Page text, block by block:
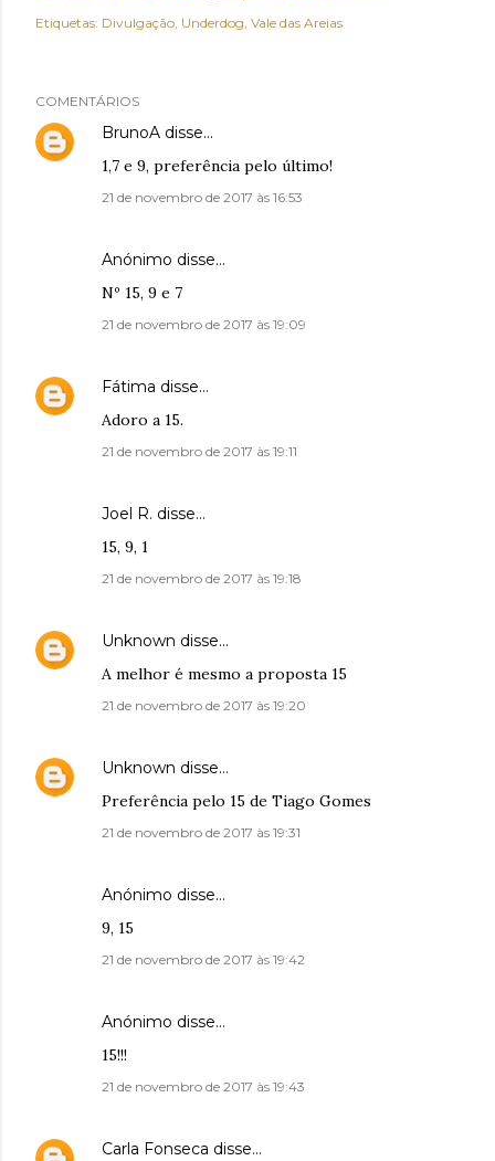
Etiquetas: Divulgação Underdog Vale das Areias
COMENTÁRIOS
BrunoA disse…
1,7 e 9, preferência pelo último!
21 de novembro de 2017 às 16:53
Anónimo disse…
Nº 15, 9 e 7
21 de novembro de 2017 às 19:09
Fátima disse…
Adoro a 15.
21 de novembro de 2017 às 19:11
Joel R. disse…
15, 9, 1
21 de novembro de 2017 às 19:18
Unknown disse…
A melhor é mesmo a proposta 15
21 de novembro de 2017 às 19:20
Unknown disse…
Preferência pelo 15 de Tiago Gomes
21 de novembro de 2017 às 19:31
Anónimo disse…
9, 15
21 de novembro de 2017 às 19:42
Anónimo disse…
15!!!
21 de novembro de 2017 às 19:43
Carla Fonseca disse…